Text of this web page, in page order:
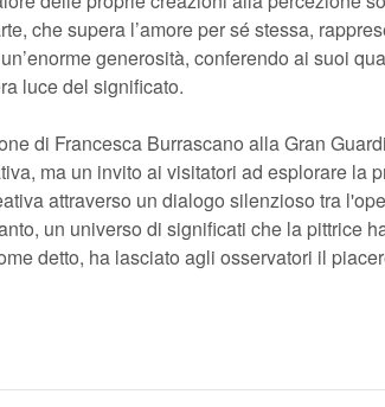
che supera l’amore per sé stessa,
generosità, conferendo ai suoi
luce del significato.
di Francesca Burrascano alla Gran
ma un invito ai visitatori ad esplorare la
attraverso un dialogo silenzioso tra
un universo di significati che la pittrice
detto, ha lasciato agli osservatori il